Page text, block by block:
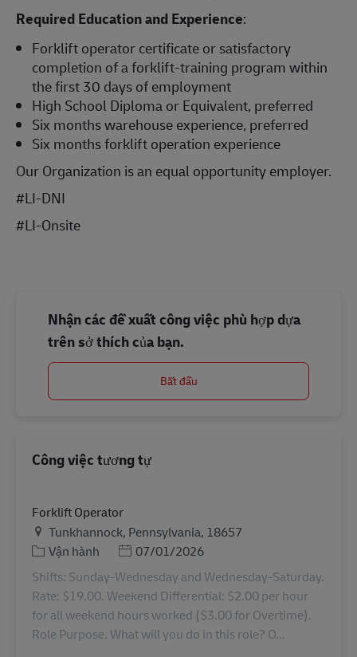
Required Education and Experience:
Forklift operator certificate or satisfactory
completion of a forklift-training program within
the first 30 days of employment
High School Diploma or Equivalent, preferred
Six months warehouse experience, preferred
Six months forklift operation experience
Our Organization is an equal opportunity employer.
#LI-DNI
#LI-Onsite
Nhận các đề xuất công việc phù hợp dựa
trên sở thích của bạn.
Bắt đầu
Công việc tương tự
Forklift Operator
Địa điểm
Tunkhannock, Pennsylvania, 18657
Danh mục
Vận hành Posted Date
07/01/2026
Shifts: Sunday-Wednesday and Wednesday-Saturday.
Rate: $19.00. Weekend Differential: $2.00 per hour
for all weekend hours worked ($3.00 for Overtime).
Role Purpose. What will you do in this role? O...